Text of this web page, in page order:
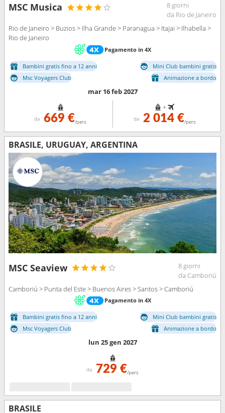
MSC Musica
8 giorni
da Rio de Janeiro
Rio de Janeiro > Buzios > Ilha Grande > Paranagua > Itajai > Ilhabella >
Rio de Janeiro
Pagamento in 4X
Bambini gratis fino a 12 anni
Mini Club bambini gratis
Msc Voyagers Club
Animazione a bordo
mar 16 feb 2027
da 669 €/pers
+
da 2 014 €/pers
BRASILE, URUGUAY, ARGENTINA
MSC Seaview
8 giorni
da Camboriú
Camboriú > Punta del Este > Buenos Aires > Santos > Camboriú
Pagamento in 4X
Bambini gratis fino a 12 anni
Mini Club bambini gratis
Msc Voyagers Club
Animazione a bordo
lun 25 gen 2027
da 729 €/pers
BRASILE